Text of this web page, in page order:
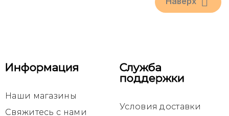
Информация
Наши магазины
Свяжитесь с нами
Служба
поддержки
Условия доставки